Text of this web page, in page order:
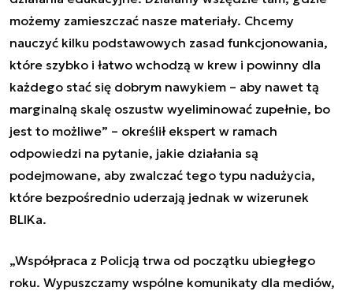
możemy zamieszczać nasze materiały. Chcemy
nauczyć kilku podstawowych zasad funkcjonowania,
które szybko i łatwo wchodzą w krew i powinny dla
każdego stać się dobrym nawykiem – aby nawet tą
marginalną skalę oszustw wyeliminować zupełnie, bo
jest to możliwe” – określił ekspert w ramach
odpowiedzi na pytanie, jakie działania są
podejmowane, aby zwalczać tego typu nadużycia,
które bezpośrednio uderzają jednak w wizerunek
BLIKa.
„Współpraca z Policją trwa od początku ubiegłego
roku. Wypuszczamy wspólne komunikaty dla mediów,